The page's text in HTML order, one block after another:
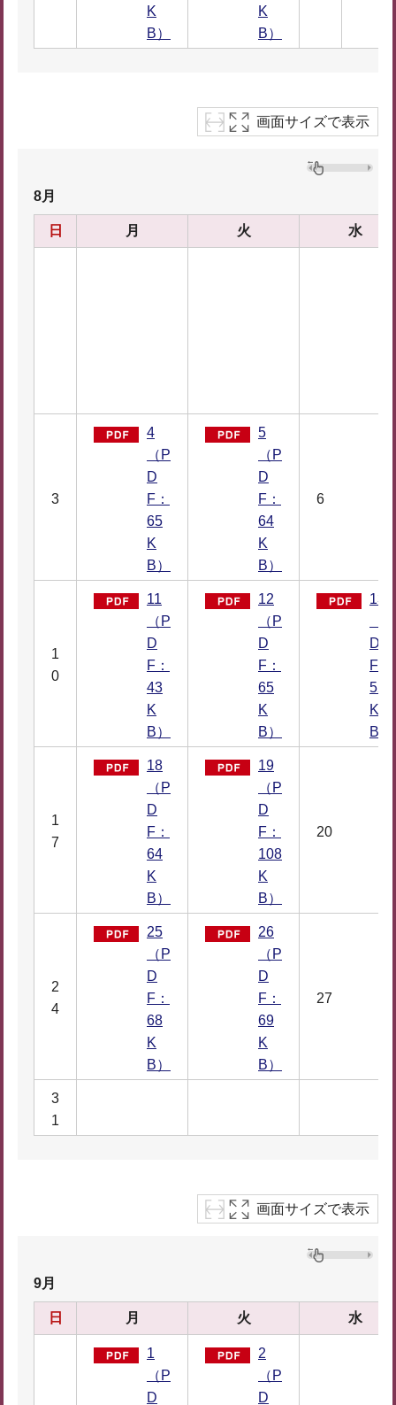
K
B）
K
B）
画面サイズで表示
8月
日 月 火 水
3
4
（P
D
F：
65
K
B）
5
（P
D
F：
64
K
B）
6
1
0
11
（P
D
F：
43
K
B）
12
（P
D
F：
65
K
B）
13
D
F：
52
K
B）
1
7
18
（P
D
F：
64
K
B）
19
（P
D
F：
108
K
B）
20
2
4
25
（P
D
F：
68
K
B）
26
（P
D
F：
69
K
B）
27
3
1
画面サイズで表示
9月
日 月 火 水
1
（P
D
2
（P
D